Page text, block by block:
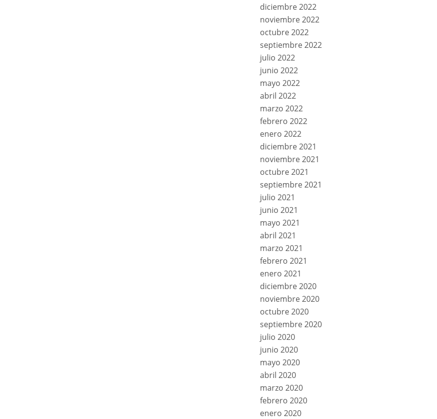
diciembre 2022
noviembre 2022
octubre 2022
septiembre 2022
julio 2022
junio 2022
mayo 2022
abril 2022
marzo 2022
febrero 2022
enero 2022
diciembre 2021
noviembre 2021
octubre 2021
septiembre 2021
julio 2021
junio 2021
mayo 2021
abril 2021
marzo 2021
febrero 2021
enero 2021
diciembre 2020
noviembre 2020
octubre 2020
septiembre 2020
julio 2020
junio 2020
mayo 2020
abril 2020
marzo 2020
febrero 2020
enero 2020